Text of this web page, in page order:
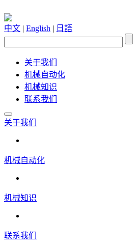
中文 | English | 日語
关于我们
机械自动化
机械知识
联系我们
关于我们
机械自动化
机械知识
联系我们